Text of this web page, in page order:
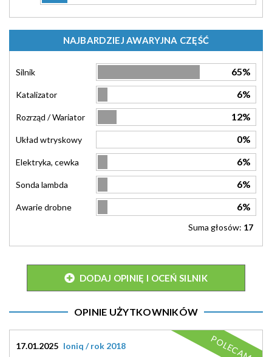
NAJBARDZIEJ AWARYJNA CZĘŚĆ
Silnik 65%
Katalizator 6%
Rozrząd / Wariator 12%
Układ wtryskowy 0%
Elektryka, cewka 6%
Sonda lambda 6%
Awarie drobne 6%
Suma głosów: 17
DODAJ OPINIĘ I OCEŃ SILNIK
OPINIE UŻYTKOWNIKÓW
17.01.2025 Ioniq / rok 2018
POLECAM